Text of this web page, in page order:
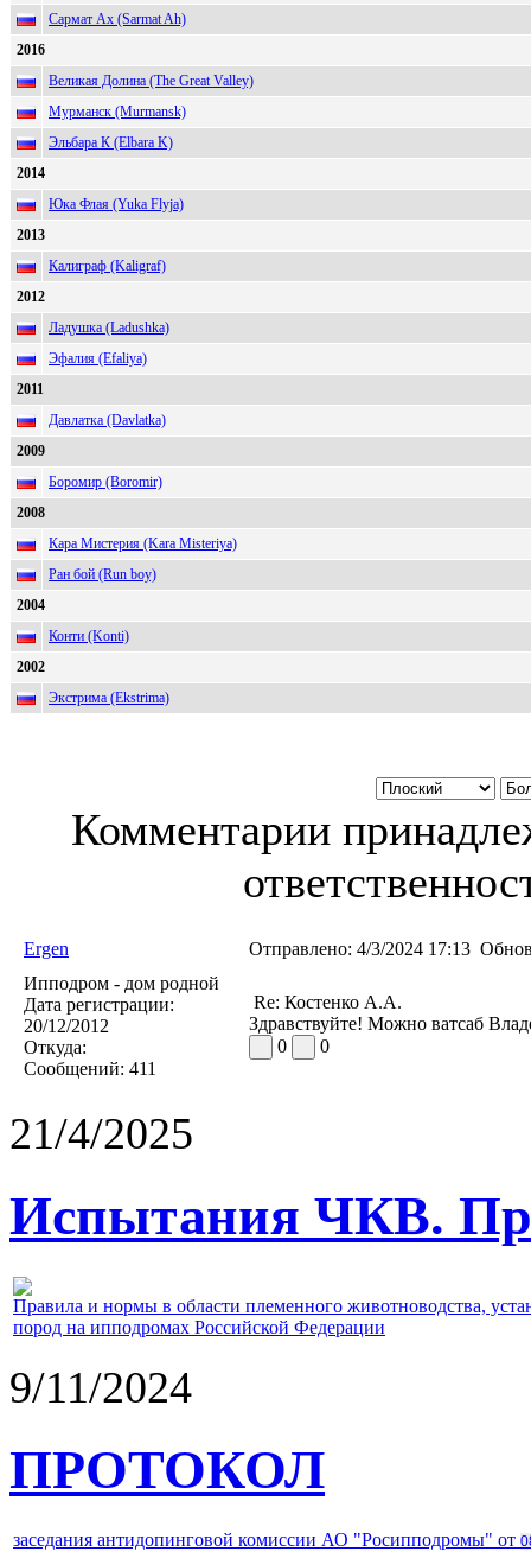
Сармат Ах (Sarmat Ah)
2016
Великая Долина (The Great Valley)
Мурманск (Murmansk)
Эльбара К (Elbara K)
2014
Юка Флая (Yuka Flyja)
2013
Калиграф (Kaligraf)
2012
Ладушка (Ladushka)
Эфалия (Efaliya)
2011
Давлатка (Davlatka)
2009
Боромир (Boromir)
2008
Кара Мистерия (Kara Misteriya)
Ран бой (Run boy)
2004
Конти (Konti)
2002
Экстрима (Ekstrima)
Комментарии
Ergen Отправлено: 4/3/2024 17:13
Ипподром - дом родной
Дата регистрации:
20/12/2012
Откуда:
Сообщений: 411
Re: Костенко А.А.
Здравствуйте! Можно ватсаб
0
0
21/4/2025
Испытания ЧКВ.
Правила и нормы в области племенного животноводства,
пород на ипподромах Российской Федерации
9/11/2024
ПРОТОКОЛ
заседания антидопинговой комиссии АО "Росипподромы" от